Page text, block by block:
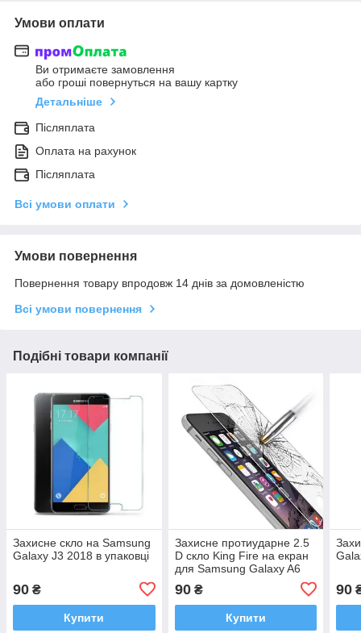
Умови оплати
Ви отримаєте замовлення
або гроші повернуться на вашу картку
Детальніше
Післяплата
Оплата на рахунок
Післяплата
Всі умови оплати
Умови повернення
Повернення товару впродовж 14 днів за домовленістю
Всі умови повернення
Подібні товари компанії
Захисне скло на Samsung
Galaxy J3 2018 в упаковці
90 ₴
Купити
Захисне протиударне 2.5
D скло King Fire на екран
для Samsung Galaxy A6
90₴
Купити
90